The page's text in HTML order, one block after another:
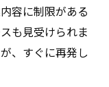
容に制限がある
も見受けられま
、すぐに再発し